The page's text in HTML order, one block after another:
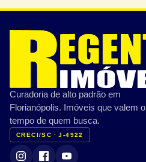
Curadoria de alto padrão em
Florianópolis. Imóveis que valem o
tempo de quem busca.
CRECI/SC · J-4922